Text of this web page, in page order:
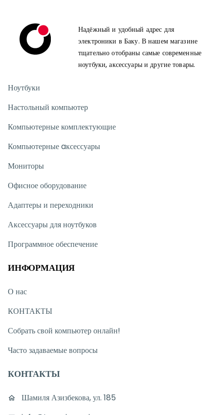
Надёжный и удобный адрес для
электроники в Баку. В нашем магазине
тщательно отобраны самые современные
ноутбуки, аксессуары и другие товары.
Ноутбуки
Настольный компьютер
Компьютерные комплектующие
Компьютерные aксессуары
Мониторы
Офисное оборудование
Адаптеры и переходники
Аксессуары для ноутбуков
Программное обеспечение
ИНФОРМАЦИЯ
О нас
КОНТАКТЫ
Собрать свой компьютер онлайн!
Часто задаваемые вопросы
КОНТАКТЫ
Шамиля Азизбекова, ул. 185